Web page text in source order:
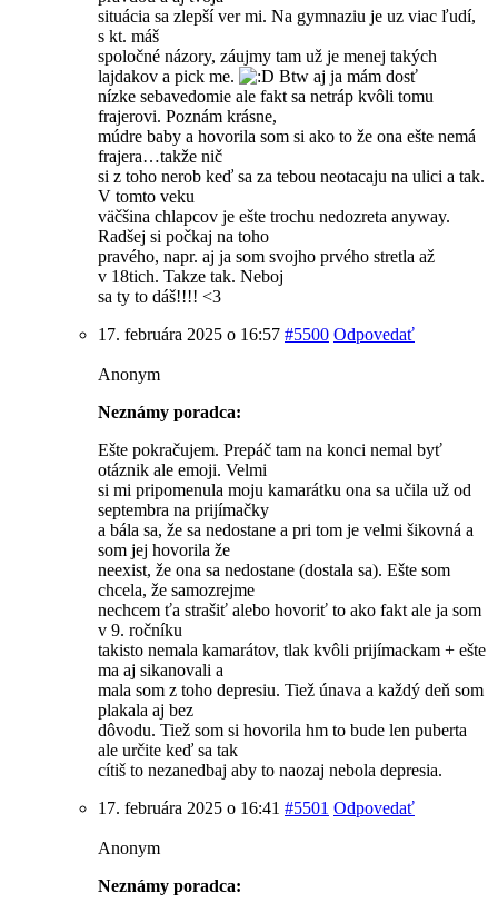
situácia sa zlepší ver mi. Na gymnaziu je uz viac ľudí,
s kt. máš
spoločné názory, záujmy tam už je menej takých
lajdakov a pick me.
Btw aj ja mám dosť
nízke sebavedomie ale fakt sa netráp kvôli tomu
frajerovi. Poznám krásne,
múdre baby a hovorila som si ako to že ona ešte nemá
frajera…takže nič
si z toho nerob keď sa za tebou neotacaju na ulici a tak.
V tomto veku
väčšina chlapcov je ešte trochu nedozreta anyway.
Radšej si počkaj na toho
pravého, napr. aj ja som svojho prvého stretla až
v 18tich. Takze tak. Neboj
sa ty to dáš!!!! <3
17. februára 2025 o 16:57 #5500 Odpovedať
Anonym
Neznámy poradca:
Ešte pokračujem. Prepáč tam na konci nemal byť
otáznik ale emoji. Velmi
si mi pripomenula moju kamarátku ona sa učila už od
septembra na prijímačky
a bála sa, že sa nedostane a pri tom je velmi šikovná a
som jej hovorila že
neexist, že ona sa nedostane (dostala sa). Ešte som
chcela, že samozrejme
nechcem ťa strašiť alebo hovoriť to ako fakt ale ja som
v 9. ročníku
takisto nemala kamarátov, tlak kvôli prijímackam + ešte
ma aj sikanovali a
mala som z toho depresiu. Tiež únava a každý deň som
plakala aj bez
dôvodu. Tiež som si hovorila hm to bude len puberta
ale určite keď sa tak
cítiš to nezanedbaj aby to naozaj nebola depresia.
17. februára 2025 o 16:41 #5501 Odpovedať
Anonym
Neznámy poradca: